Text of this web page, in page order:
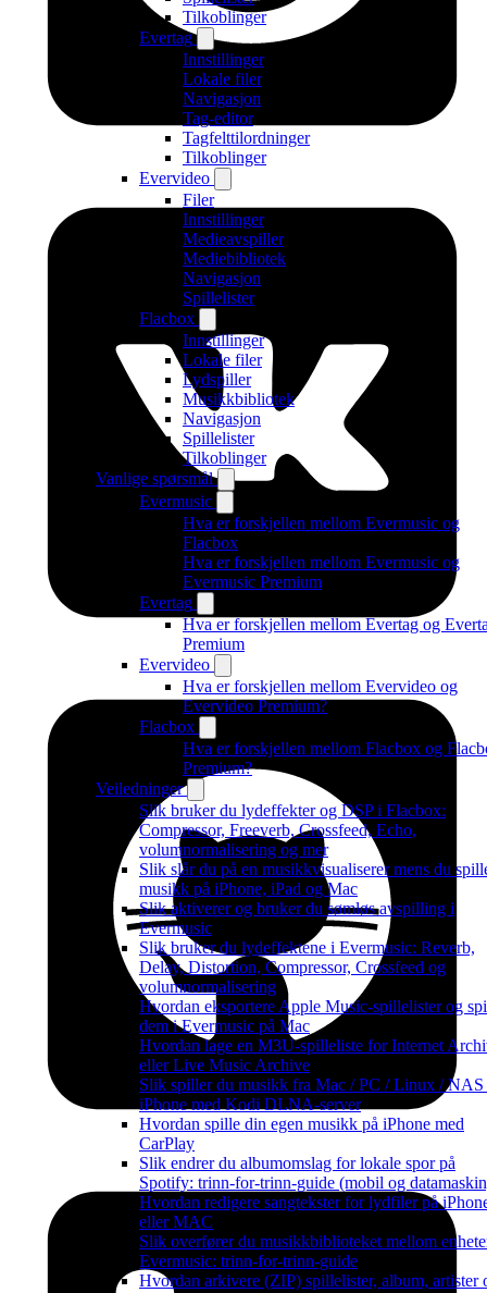
Tilkoblinger
Evertag
Innstillinger
Lokale filer
Navigasjon
Tag-editor
Tagfelttilordninger
Tilkoblinger
Evervideo
Filer
Innstillinger
Medieavspiller
Mediebibliotek
Navigasjon
Spillelister
Flacbox
Innstillinger
Lokale filer
Lydspiller
Musikkbibliotek
Navigasjon
Spillelister
Tilkoblinger
Vanlige spørsmål
Evermusic
Hva er forskjellen mellom Evermusic og
Flacbox
Hva er forskjellen mellom Evermusic og
Evermusic Premium
Evertag
Hva er forskjellen mellom Evertag og
Premium
Evervideo
Hva er forskjellen mellom Evervideo og
Evervideo Premium?
Flacbox
Hva er forskjellen mellom Flacbox og
Premium?
Veiledninger
Slik bruker du lydeffekter og DSP i Flacbox:
Compressor, Freeverb, Crossfeed, Echo,
volumnormalisering og mer
Slik slår du på en musikkvisualiserer mens du
musikk på iPhone, iPad og Mac
Slik aktiverer og bruker du sømløs avspilling i
Evermusic
Slik bruker du lydeffektene i Evermusic: Reverb,
Delay, Distortion, Compressor, Crossfeed og
volumnormalisering
Hvordan eksportere Apple Music-spillelister og
dem i Evermusic på Mac
Hvordan lage en M3U-spilleliste for Internet
eller Live Music Archive
Slik spiller du musikk fra Mac / PC / Linux / NAS
iPhone med Kodi DLNA-server
Hvordan spille din egen musikk på iPhone med
CarPlay
Slik endrer du albumomslag for lokale spor på
Spotify: trinn-for-trinn-guide (mobil og
Hvordan redigere sangtekster for lydfiler på
eller MAC
Slik overfører du musikkbiblioteket mellom
Evermusic: trinn-for-trinn-guide
Hvordan arkivere (ZIP) spillelister, album, artister